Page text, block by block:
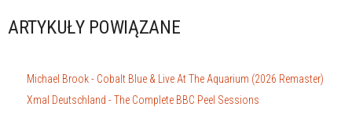
ARTYKUŁY POWIĄZANE
Michael Brook - Cobalt Blue & Live At The Aquarium (2026 Remaster)
Xmal Deutschland - The Complete BBC Peel Sessions